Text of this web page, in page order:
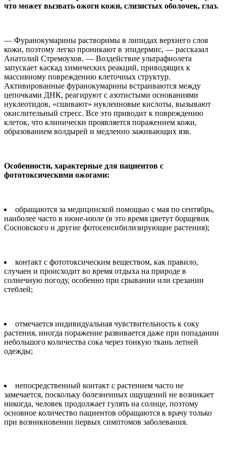
что может вызвать ожоги кожи, слизистых оболочек, глаз.
— Фуранокумарины растворимы в липидах верхнего слоя
кожи, поэтому легко проникают в эпидермис, — рассказал
Анатолий Стремоухов. — Воздействие ультрафиолета
запускает каскад химических реакций, приводящих к
массивному повреждению клеточных структур.
Активированные фуранокумарины встраиваются между
цепочками ДНК, реагируют с азотистыми основаниями
нуклеотидов, «сшивают» нуклеиновые кислоты, вызывают
окислительный стресс. Все это приводит к повреждению
клеток, что клинически проявляется поражением кожи,
образованием волдырей и медленно заживающих язв.
Особенности, характерные для пациентов с
фототоксическими ожогами:
обращаются за медицинской помощью с мая по сентябрь,
наиболее часто в июне-июле (в это время цветут борщевик
Сосновского и другие фотосенсибилизирующие растения);
контакт с фототоксическим веществом, как правило,
случаен и происходит во время отдыха на природе в
солнечную погоду, особенно при срывании или срезании
стеблей;
отмечается индивидуальная чувствительность к соку
растения, иногда поражение развивается даже при попадании
небольшого количества сока через тонкую ткань летней
одежды;
непосредственный контакт с растением часто не
замечается, поскольку болезненных ощущений не возникает
никогда, человек продолжает гулять на солнце, поэтому
основное количество пациентов обращаются к врачу только
при возникновении первых симптомов заболевания.